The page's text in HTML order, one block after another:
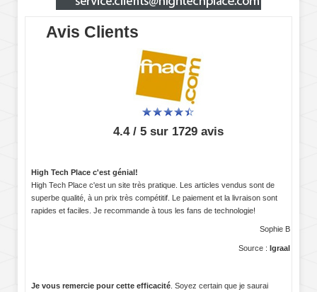
Avis Clients
4.4 / 5 sur 1729 avis
High Tech Place c'est génial!
High Tech Place c'est un site très pratique. Les articles vendus sont de
superbe qualité, à un prix très compétitif. Le paiement et la livraison sont
rapides et faciles. Je recommande à tous les fans de technologie!
Sophie B
Source : Igraal
Je vous remercie pour cette efficacité . Soyez certain que je saurai